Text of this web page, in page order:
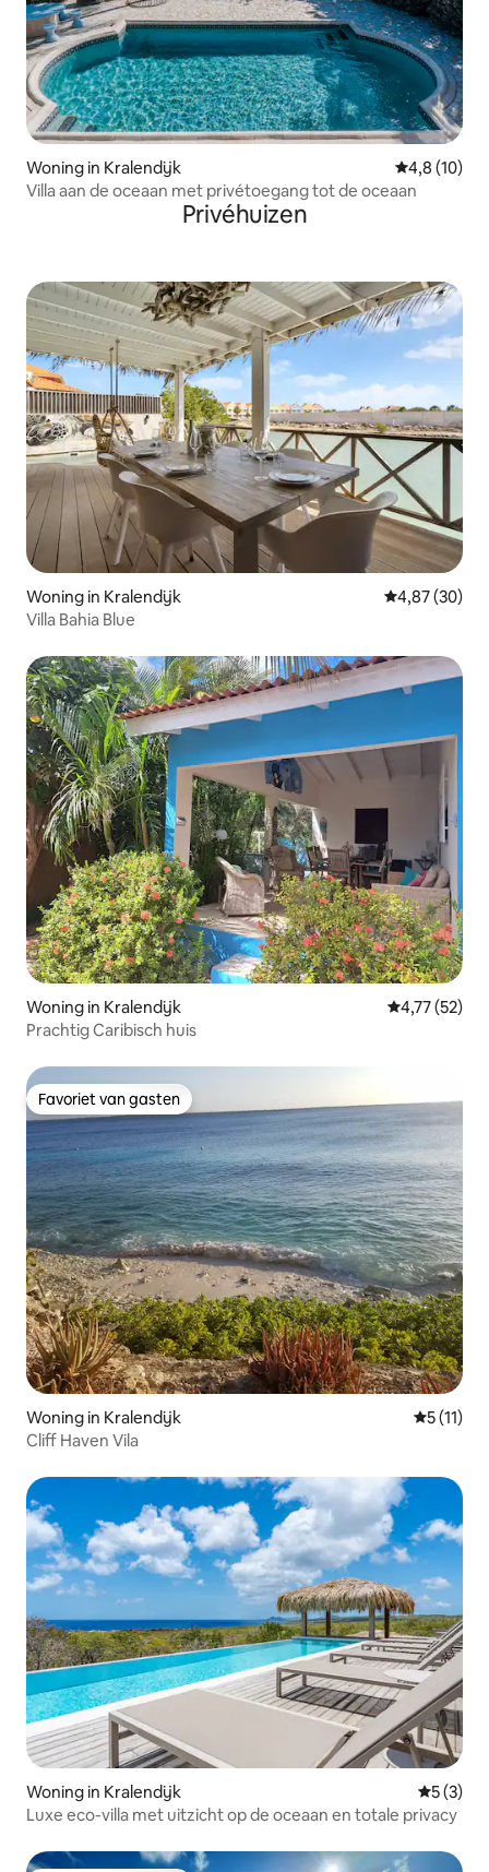
Woning in Kralendijk
4,8 (10)
Villa aan de oceaan met privétoegang tot de oceaan
Privéhuizen
Woning in Kralendijk Gemiddelde
4,87 (30)
Villa Bahia Blue
Woning in Kralendijk Gemiddelde
4,77 (52)
Prachtig Caribisch huis
Favoriet van gasten
Favoriet van gasten
Woning in Kralendijk
5 (11)
Cliff Haven Vila
Woning in Kralendijk
5 (3)
Luxe eco-villa met uitzicht op de oceaan en totale privacy